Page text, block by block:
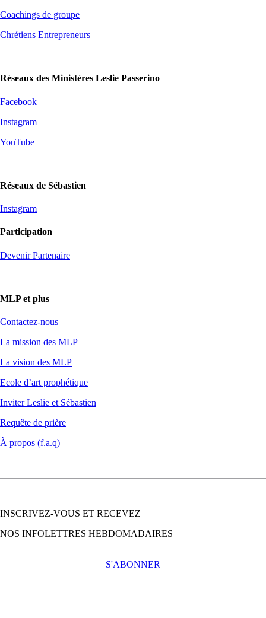
Coachings de groupe
Chrétiens Entrepreneurs
Réseaux des Ministères Leslie Passerino
Facebook
Instagram
YouTube
Réseaux de Sébastien
Instagram
Participation
Devenir Partenaire
MLP et plus
Contactez-nous
La mission des MLP
La vision des MLP
Ecole d’art prophétique
Inviter Leslie et Sébastien
Requête de prière
À propos (f.a.q)
INSCRIVEZ-VOUS ET RECEVEZ
NOS INFOLETTRES HEBDOMADAIRES
S'ABONNER